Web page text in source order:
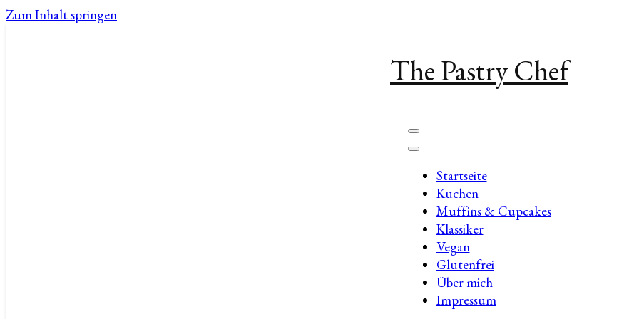
Zum Inhalt springen
The Pastry Chef
Startseite
Kuchen
Muffins & Cupcakes
Klassiker
Vegan
Glutenfrei
Über mich
Impressum